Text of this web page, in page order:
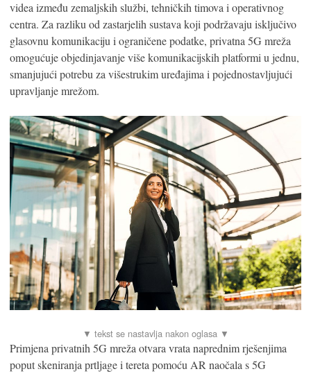
videa između zemaljskih službi, tehničkih timova i operativnog
centra. Za razliku od zastarjelih sustava koji podržavaju isključivo
glasovnu komunikaciju i ograničene podatke, privatna 5G mreža
omogućuje objedinjavanje više komunikacijskih platformi u jednu,
smanjujući potrebu za višestrukim uređajima i pojednostavljujući
upravljanje mrežom.
Primjena privatnih 5G mreža otvara vrata naprednim rješenjima
poput skeniranja prtljage i tereta pomoću AR naočala s 5G